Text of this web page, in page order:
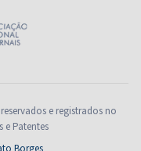
e registrados no
e Patentes